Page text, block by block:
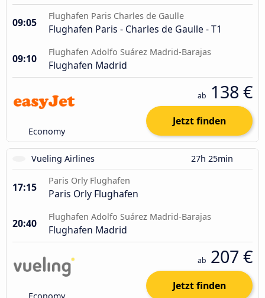
09:05
Flughafen Paris Charles de Gaulle
Flughafen Paris - Charles de Gaulle - T1
09:10
Flughafen Adolfo Suárez Madrid-Barajas
Flughafen Madrid
Economy
ab 138 €
Jetzt finden
Vueling Airlines 27h 25min
17:15
Paris Orly Flughafen
Paris Orly Flughafen
20:40
Flughafen Adolfo Suárez Madrid-Barajas
Flughafen Madrid
ab 207 €
Jetzt finden